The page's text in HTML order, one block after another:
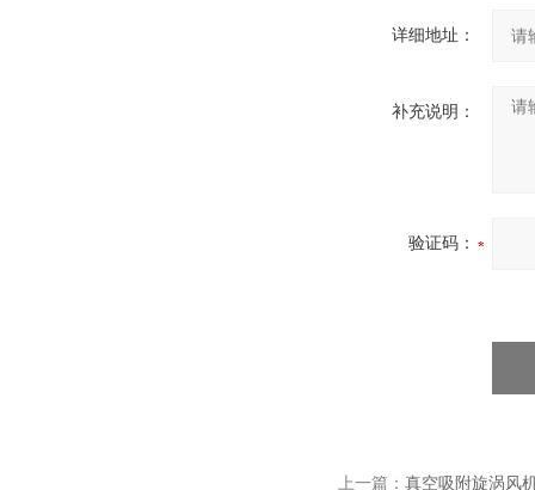
详细地址：
补充说明：
验证码：
上一篇： 真空吸附旋涡风